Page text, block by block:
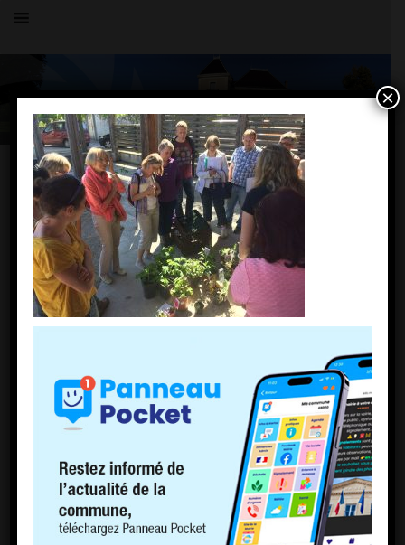
Toutes les actualités
LE VILLAGE
IMG_3342
20 septembre 2018
×